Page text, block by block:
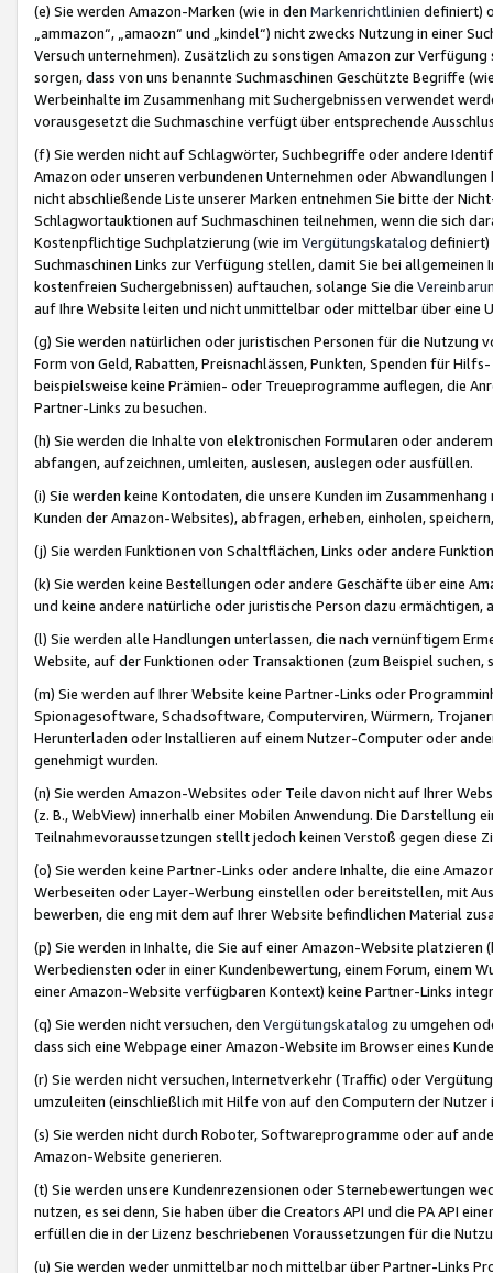
(e) Sie werden Amazon-Marken (wie in den Markenrichtlinien definiert)
„ammazon“, „amaozn“ und „kindel“) nicht zwecks Nutzung in einer
Versuch unternehmen). Zusätzlich zu sonstigen Amazon zur
sorgen, dass von uns benannte Suchmaschinen Geschützte Begriffe
Werbeinhalte im Zusammenhang mit Suchergebnissen verwendet
vorausgesetzt die Suchmaschine verfügt über entsprechende
(f) Sie werden nicht auf Schlagwörter, Suchbegriffe oder andere
Amazon oder unseren verbundenen Unternehmen oder
nicht abschließende Liste unserer Marken entnehmen Sie bitte der
Schlagwortauktionen auf Suchmaschinen teilnehmen, wenn die sich
Kostenpflichtige Suchplatzierung (wie im Vergütungskatalog definiert)
Suchmaschinen Links zur Verfügung stellen, damit Sie bei
kostenfreien Suchergebnissen) auftauchen, solange Sie die
auf Ihre Website leiten und nicht unmittelbar oder mittelbar über eine
(g) Sie werden natürlichen oder juristischen Personen für die Nutzung
Form von Geld, Rabatten, Preisnachlässen, Punkten, Spenden für
beispielsweise keine Prämien- oder Treueprogramme auflegen, die
Partner-Links zu besuchen.
(h) Sie werden die Inhalte von elektronischen Formularen oder
abfangen, aufzeichnen, umleiten, auslesen, auslegen oder ausfüllen.
(i) Sie werden keine Kontodaten, die unsere Kunden im
Kunden der Amazon-Websites), abfragen, erheben, einholen,
(j) Sie werden Funktionen von Schaltflächen, Links oder andere
(k) Sie werden keine Bestellungen oder andere Geschäfte über eine
und keine andere natürliche oder juristische Person dazu
(l) Sie werden alle Handlungen unterlassen, die nach vernünftigem
Website, auf der Funktionen oder Transaktionen (zum Beispiel
(m) Sie werden auf Ihrer Website keine Partner-Links oder
Spionagesoftware, Schadsoftware, Computerviren, Würmern,
Herunterladen oder Installieren auf einem Nutzer-Computer oder
genehmigt wurden.
(n) Sie werden Amazon-Websites oder Teile davon nicht auf Ihrer
(z. B., WebView) innerhalb einer Mobilen Anwendung. Die Darstellung
Teilnahmevoraussetzungen stellt jedoch keinen Verstoß gegen diese
(o) Sie werden keine Partner-Links oder andere Inhalte, die eine
Werbeseiten oder Layer-Werbung einstellen oder bereitstellen, mit
bewerben, die eng mit dem auf Ihrer Website befindlichen Material
(p) Sie werden in Inhalte, die Sie auf einer Amazon-Website
Werbediensten oder in einer Kundenbewertung, einem Forum, einem
einer Amazon-Website verfügbaren Kontext) keine Partner-Links
(q) Sie werden nicht versuchen, den Vergütungskatalog zu umgehen
dass sich eine Webpage einer Amazon-Website im Browser eines
(r) Sie werden nicht versuchen, Internetverkehr (Traffic) oder
umzuleiten (einschließlich mit Hilfe von auf den Computern der
(s) Sie werden nicht durch Roboter, Softwareprogramme oder auf
Amazon-Website generieren.
(t) Sie werden unsere Kundenrezensionen oder Sternebewertungen
nutzen, es sei denn, Sie haben über die Creators API und die PA API
erfüllen die in der Lizenz beschriebenen Voraussetzungen für die
(u) Sie werden weder unmittelbar noch mittelbar über Partner-Links